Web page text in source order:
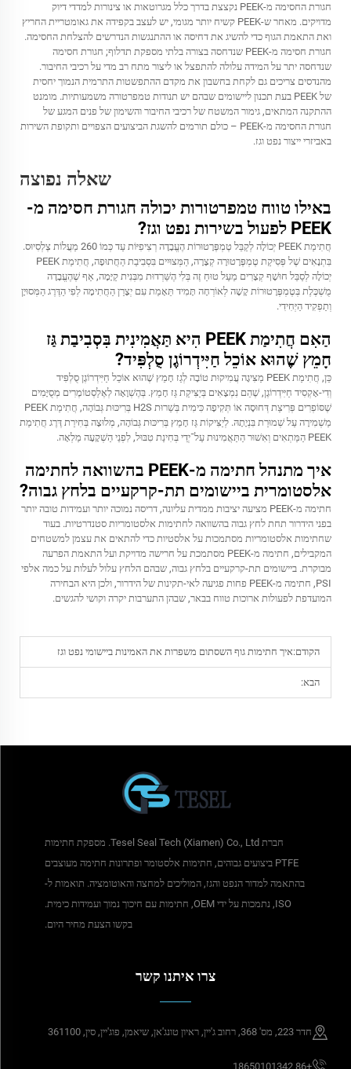
חגורת החסימה מ-PEEK נקצצת בדרך כלל מגרוטאות או צינורות למדדי דיוק
מדויקים. מאחר ש-PEEK קשיח יותר מגומי, יש לעצב בקפידה את גאומטריית החריץ
ואת התאמת הגוף כדי להשיג את דחיסה או ההתנגשות הנדרשים להצלחת החסימה.
חגורת חסימה מ-PEEK שנדחסה בצורה בלתי מספקת תדלוף; חגורת חסימה
שנדחסה יתר על המידה עלולה להתפצל או ליצור מתח רב מדי על רכיבי החיבור.
מהנדסים צריכים גם לקחת בחשבון את מקדם ההתפשטות התרמית הנמוך יחסית
של PEEK בעת תכנון ליישומים שבהם יש תנודות טמפרטורה משמעותיות. מומנט
ההתקנה המתאים, גימור המשטח של רכיבי החיבור והשימון של פנים המגע של
חגורת החסימה מ-PEEK – כולם תורמים להשגת הביצועים הצפויים ותקופת השירות
באביזרי ייצור נפט וגז.
שאלה נפוצה
באילו טווח טמפרטורות יכולה חגורת חסימה מ-
PEEK לפעול בשירות נפט וגז?
חֲתִימַת PEEK יְכוֹלָה לְקַבֵּל טֶמְפֶּרָטוּרוֹת הֶעֱבָדָה רְצִיפִיּוֹת עַד כְּמוֹ 260 מַעֲלוֹת צֶלְסִיוּס.
בִּתְנָאִים שֶׁל פְּסִיקַת טֶמְפֶּרָטוּרָה קְצָרָה, הַמְּצוּיִים בִּסְבִיבַת הַחֲתוּפָה, חֲתִימַת PEEK
יְכוֹלָה לְסַבֵּל חוּשָׁף קְצָרִים מֵעַל טוּחַ זֶה בְּלִי הֶשֵּׁרְדוּת מִבְּנִית קַיָּמָה, אַף שֶׁהֶעֱבָדָה
מֻשְׁכֶּלֶת בְּטֶמְפֶּרָטוּרוֹת קָשָׁה לְאוֹרְחָה תָּמִיד תֵּאָמֵת עִם יְצָרַן הַחֲתִימָה לְפִי הַדֶּרֶג הַמְּסוּיָן
וְתַפְקִיד הַיְּחִידִי.
הַאִם חֲתִימַת PEEK הִיא תַּאֲמִינִית בִּסְבִיבַת גַּז
חָמֵץ שֶׁהוּא אוֹכֵל חַיִּידְרוֹגֶן סֻלְפִּיד?
כֵּן, חֲתִימַת PEEK מַצִּיגָה עֲמִיקוּת טוֹבָה לְגַז חָמֵץ שֶׁהוּא אוֹכֵל חַיִּידְרוֹגֶן סֻלְפִּיד
וְדִי-אָקְסִיד חַיִּידְרוֹגֶן, שֶׁהֵם נִמְצָאִים בְּיַצִּיקַת גַּז חָמֵץ. בְּהֶשְׁוָאָה לְאֶלַסְטוֹמֶרִים מְסֻיָּמִים
שֶׁסּוֹפְרִים פְּרִיצַת דְּחוּסָה אוֹ תְּקִיפָה כִּימִית בְּשֵׁרוּת H2S בְּרִיכּוּת גְּבוֹהָה, חֲתִימַת PEEK
מַשְׁמִירָה עַל שְׁמוּרַת בִּנְיָתָהּ. לְיַצִּיקוֹת גַּז חָמֵץ בְּרִיכּוּת גְּבוֹהָה, מְלוּצָה בְּחִירַת דֶּרֶג חֲתִימַת
PEEK הַמַּתְאִים וְאִשׁוּר הַתַּאֲמִינוּת עַל־יְדֵי בְּחִינַת טִבּוּל, לִפְנֵי הַשְׁקָעָה מַלְאָה.
איך מתנהל חתימה מ-PEEK בהשוואה לחתימה
אלסטומרית ביישומים תת-קרקעיים בלחץ גבוה?
חתימה מ-PEEK מציעה יציבות ממדית עליונה, דריסה נמוכה יותר ועמידות טובה יותר
בפני הידרור תחת לחץ גבוה בהשוואה לחתימות אלסטומריות סטנדרטיות. בעוד
שחתימות אלסטומריות מסתמכות על אלסטיות כדי להתאים את עצמן למשטחים
המקבילים, חתימה מ-PEEK מסתמכת על חרישה מדויקת ועל התאמת הפרעה
מבוקרת. ביישומים תת-קרקעיים בלחץ גבוה, שבהם הלחץ עלול לעלות על כמה אלפי
PSI, חתימה מ-PEEK פחות פגיעה לאי-תקינות של הידרור, ולכן היא הבחירה
המועדפת לפעולות ארוכות טווח בבאר, שבהן התערבות יקרה וקושי להגשים.
הקודם:איך חתימות גוף השסתום משפרות את האמינות ביישומי נפט וגז
הבא:
חברת Tesel Seal Tech (Xiamen) Co., Ltd. מספקת חתימות
PTFE ביצועים גבוהים, חתימות אלסטומר ופתרונות חתימה מעוצבים
בהתאמה למדור הנפט והגז, המוליכים למחצה והאוטומציה. תואמות ל-
ISO, נתמכות על ידי OEM, חתימות עם חיכוך נמוך ועמידות כימית.
בקשו הצעת מחיר היום.
צרו איתנו קשר
חדר 223, מס' 368, רחוב ג'יין, ראיון טונג'אן, שיאמן, פוג'יין, סין, 361100
+86 18650101342